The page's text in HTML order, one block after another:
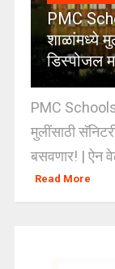
PMC
शाळांमध्ये
डिस्पोजल
PMC Schools
मुलींसाठी
बसवणार! | ऐन
Read More